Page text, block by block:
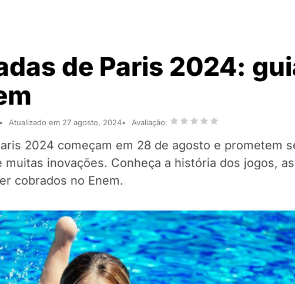
de Paris 2024:
Atualizado em 27 agosto, 2024 Avaliação:
2024 começam em 28 de agosto e prometem
muitas inovações. Conheça a história dos jogos,
cobrados no Enem.